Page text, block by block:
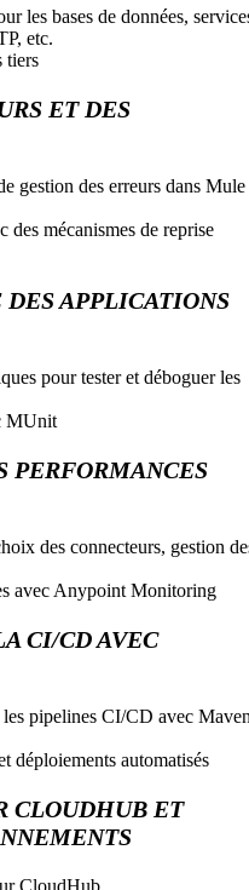
les bases de données,
etc.
tiers
ET DES
gestion des erreurs dans Mule
des mécanismes de reprise
DES APPLICATIONS
pour tester et déboguer les
MUnit
PERFORMANCES
des connecteurs, gestion
avec Anypoint Monitoring
CI/CD AVEC
pipelines CI/CD avec
déploiements automatisés
CLOUDHUB ET
CloudHub